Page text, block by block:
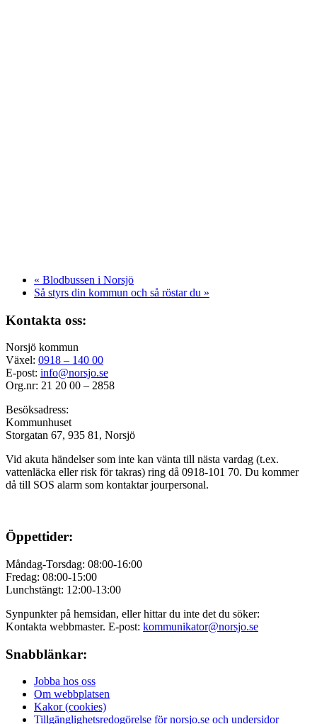
« Blodbussen i Norsjö
Så styrs din kommun och så röstar du »
Kontakta oss:
Norsjö kommun
Växel: 0918 – 140 00
E-post: info@norsjo.se
Org.nr: 21 20 00 – 2858
Besöksadress:
Kommunhuset
Storgatan 67, 935 81, Norsjö
Vid akuta händelser som inte kan vänta till nästa vardag (t.ex.
vattenläcka ellerrisk för takras) ring då 0918-101 70. Du kommer
då till SOS alarm som kontaktar jourpersonal.
Öppettider:
Måndag-Torsdag: 08:00-16:00
Fredag: 08:00-15:00
Lunchstängt: 12:00-13:00
Synpunkter på hemsidan, eller hittar du inte det du söker:
Kontakta webbmaster. E-post: kommunikator@norsjo.se
Snabblänkar:
Jobba hos oss
Om webbplatsen
Kakor (cookies)
Tillgänglighetsredogörelse för norsjo.se och undersidor